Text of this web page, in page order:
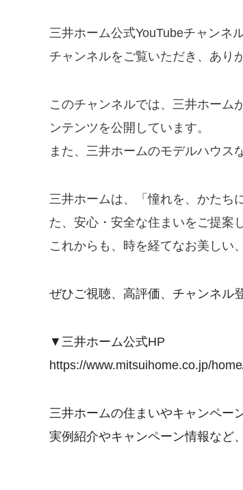
三井ホーム公式YouTubeチャンネル
チャンネルをご覧いただき、あり
このチャンネルでは、三井ホーム
ンテンツを公開しています。
また、三井ホームのモデルハウス
三井ホームは、「憧れを、かたち
た、安心・安全な住まいをご提案
これからも、時を経てなお美しい
ぜひご視聴、高評価、チャンネル
▼三井ホーム公式HP
https://www.mitsuihome.co.jp/
三井ホームの住まいやキャンペー
実例紹介やキャンペーン情報など